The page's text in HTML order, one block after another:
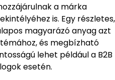
a márka
is. Egy részletes,
magyarázó anyag azt
és megbízható
lehet például a B2B
esetén.